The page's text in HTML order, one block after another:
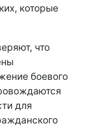
которые
что
боевого
для